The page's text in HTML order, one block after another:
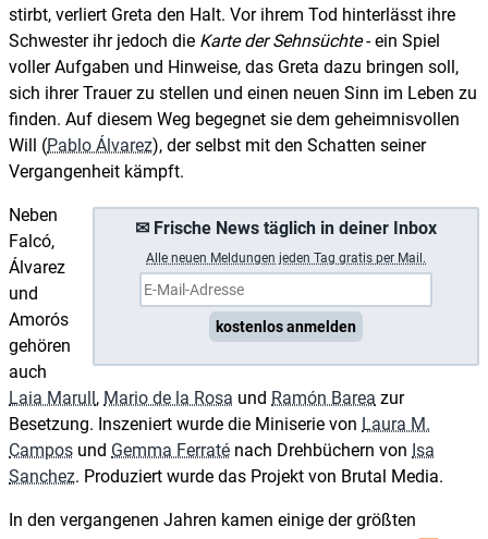
stirbt, verliert Greta den Halt. Vor ihrem Tod hinterlässt ihre
Schwester ihr jedoch die Karte der Sehnsüchte- ein Spiel
voller Aufgaben und Hinweise, das Greta dazu bringen soll,
sich ihrer Trauer zu stellen und einen neuen Sinn im Leben zu
finden. Auf diesem Weg begegnet sie dem geheimnisvollen
Will (Pablo Álvarez), der selbst mit den Schatten seiner
Vergangenheit kämpft.
✉ Frische News täglich in deiner Inbox
Alle neuen Meldungen jeden Tag gratis per Mail.
kostenlos anmelden
Neben
Falcó,
Álvarez
und
Amorós
gehören
auch
Laia Marull, Mario de la Rosa und Ramón Barea zur
Besetzung. Inszeniert wurde die Miniserie von Laura M.
Campos und Gemma Ferraté nach Drehbüchern von Isa
Sanchez. Produziert wurde das Projekt von Brutal Media.
In den vergangenen Jahren kamen einige der größten